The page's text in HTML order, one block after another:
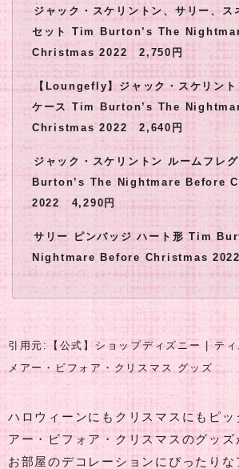
ジャック・スケリントン、サリー、ス
セット Tim Burton’s The
Christmas 2022 2,750円
【Loungefly】ジャック・スケリント
ケース Tim Burton’s The
Christmas 2022 2,640円
ジャック・スケリントン ルームフレ
Burton’s The Nightmare Before
2022 4,290円
サリー ピンバッジ ハート形 Tim
Nightmare Before Christmas
引用元:【公式】ショップディズニー | テ
メアー・ビフォア・クリスマス グッズ
ハロウィーンにもクリスマスにもピッ
アー・ビフォア・クリスマスのグッズ
お部屋のデコレーションにぴったり